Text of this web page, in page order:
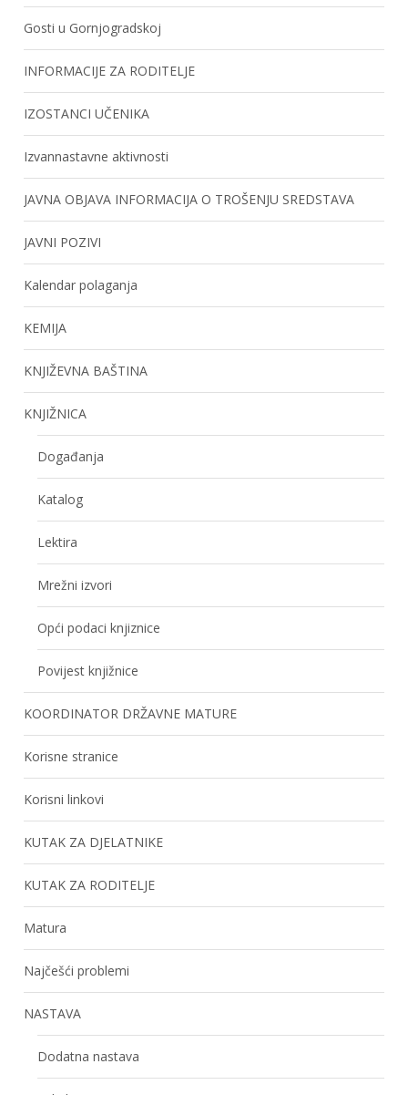
Gosti u Gornjogradskoj
INFORMACIJE ZA RODITELJE
IZOSTANCI UČENIKA
Izvannastavne aktivnosti
JAVNA OBJAVA INFORMACIJA O TROŠENJU SREDSTAVA
JAVNI POZIVI
Kalendar polaganja
KEMIJA
KNJIŽEVNA BAŠTINA
KNJIŽNICA
Događanja
Katalog
Lektira
Mrežni izvori
Opći podaci knjiznice
Povijest knjižnice
KOORDINATOR DRŽAVNE MATURE
Korisne stranice
Korisni linkovi
KUTAK ZA DJELATNIKE
KUTAK ZA RODITELJE
Matura
Najčešći problemi
NASTAVA
Dodatna nastava